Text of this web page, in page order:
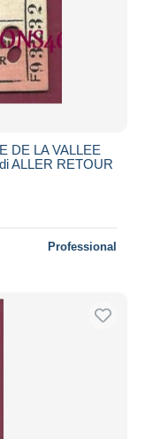
DE LA VALLEE
ALLER RETOUR
Professional